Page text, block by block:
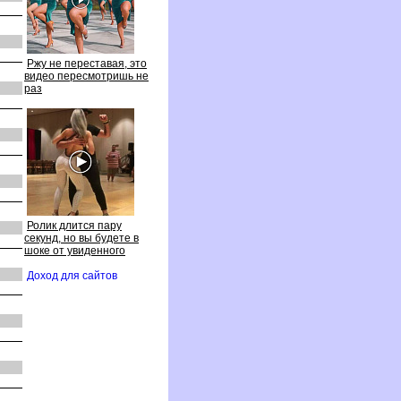
Ржу не переставая, это
идео пересмотришь не
раз
Ролик длится пару
секунд, но вы будете
шоке от увиденного
Доход для сайто